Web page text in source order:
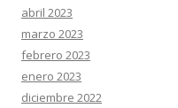
abril 2023
marzo 2023
febrero 2023
enero 2023
diciembre 2022